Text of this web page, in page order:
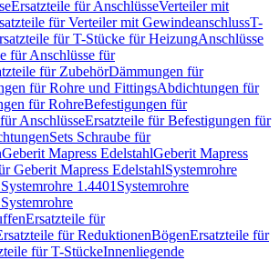
Ersatzteile für AnschlüsseVerteiler mit
für Verteiler mit GewindeanschlussT-
für T-Stücke für HeizungAnschlüsse
für Anschlüsse für
für ZubehörDämmungen für
für Rohre und FittingsAbdichtungen für
für RohreBefestigungen für
AnschlüsseErsatzteile für Befestigungen für
Sets Schraube für
Geberit Mapress EdelstahlGeberit Mapress
Geberit Mapress EdelstahlSystemrohre
1.4401 Systemrohre
Ersatzteile für
für ReduktionenBögenErsatzteile für
für T-StückeInnenliegende